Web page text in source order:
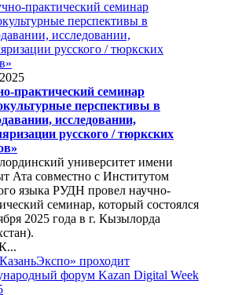
практический семинар
перспективы в
исследовании,
русского / тюркских
университет имени
Ата совместно с Институтом
языка РУДН провел научно-
семинар, который состоялся
2025 года в г. Кызылорда